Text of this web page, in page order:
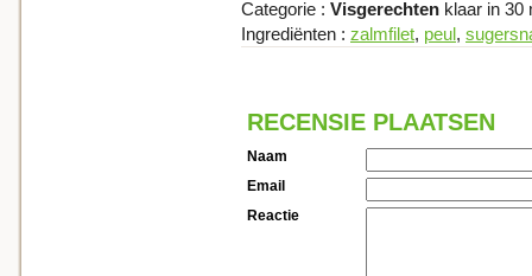
Categorie : Visgerechten klaar in 30
Ingrediënten : zalmfilet, peul,
RECENSIE PLAATSEN
Naam
Email
Reactie